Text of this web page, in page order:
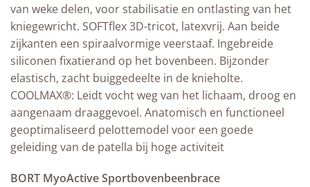
van weke delen, voor stabilisatie en ontlasting van het
kniegewricht. SOFTflex 3D-tricot, latexvrij. Aan beide
zijkanten een spiraalvormige veerstaaf. Ingebreide
siliconen fixatierand op het bovenbeen. Bijzonder
elastisch, zacht buiggedeelte in de knieholte.
COOLMAX®: Leidt vocht weg van het lichaam, droog en
aangenaam draaggevoel. Anatomisch en functioneel
geoptimaliseerd pelottemodel voor een goede
geleiding van de patella bij hoge activiteit
BORT MyoActive Sportbovenbeenbrace